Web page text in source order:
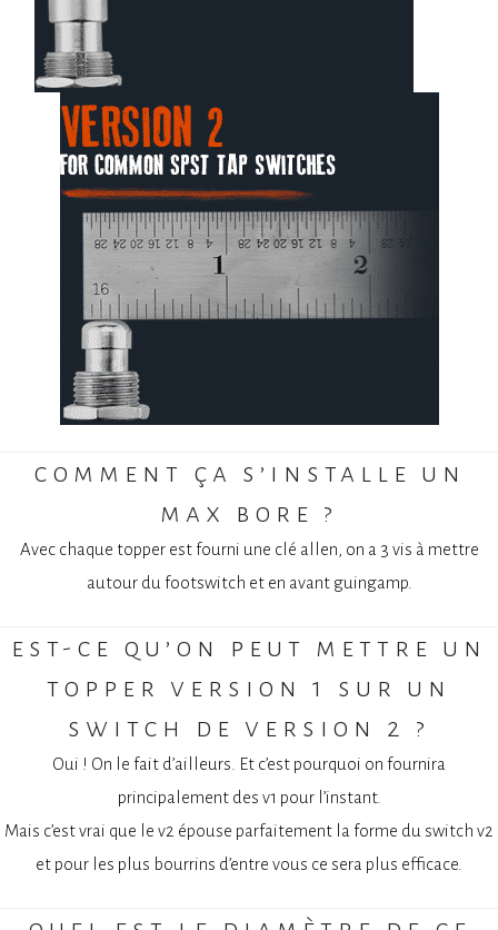
comment ça s’installe un
max bore ?
Avec chaque topper est fourni une clé allen, on a 3 vis à mettre
autour du footswitch et en avant guingamp.
est-ce qu’on peut mettre un
topper version 1 sur un
switch de version 2 ?
Oui ! On le fait d’ailleurs. Et c’est pourquoi on fournira
principalement des v1 pour l’instant.
Mais c’est vrai que le v2 épouse parfaitement la forme du switch v2
et pour les plus bourrins d’entre vous ce sera plus efficace.